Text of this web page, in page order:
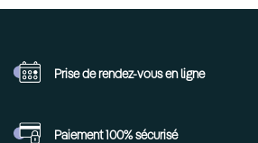
Prise de rendez-vous en ligne
Paiement 100%sécurisé